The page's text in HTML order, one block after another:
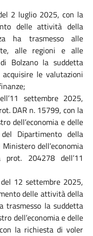
2 luglio 2025, con la
delle attività della
ha trasmesso alle
alle regioni e alle
Bolzano la suddetta
le valutazioni
settembre 2025,
DAR n. 15799, con la
dell’economia e delle
Dipartimento della
dell’economia
204278 dell’11
12 settembre 2025,
delle attività della
trasmesso la suddetta
dell’economia e delle
la richiesta di voler